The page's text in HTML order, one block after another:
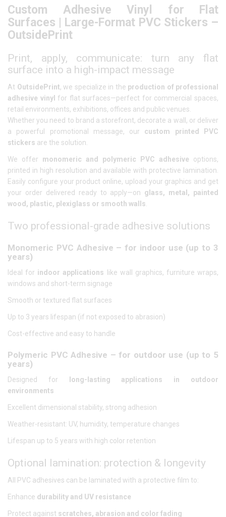
Custom Adhesive Vinyl for Flat
Surfaces | Large-Format PVC Stickers –
OutsidePrint
Print, apply, communicate: turn any flat
surface into a high-impact message
At OutsidePrint, we specialize in the production of professional
adhesive vinyl for flat surfaces—perfect for commercial spaces,
retail environments, exhibitions, offices and public venues.
Whether you need to brand a storefront, decorate a wall, or deliver
a powerful promotional message, our custom printed PVC
stickers are the solution.
We offer monomeric and polymeric PVC adhesive options,
printed in high resolution and available with protective lamination.
Easily configure your product online, upload your graphics and get
your order delivered ready to apply—on glass, metal, painted
wood, plastic, plexiglass or smooth walls
Two professional-grade adhesive solutions
Monomeric PVC Adhesive – for indoor use (up to 3
years)
Ideal for indoor applications like wall graphics, furniture wraps,
windows and short-term signage
Smooth or textured flat surfaces
Up to 3 years lifespan (if not exposed to abrasion)
Cost-effective and easy to handle
Polymeric PVC Adhesive – for outdoor use (up to 5
years)
Designed for
long-lasting applications in outdoor
environments
Excellent dimensional stability, strong adhesion
Weather-resistant: UV, humidity, temperature changes
Lifespan up to 5 years with high color retention
Optional lamination: protection & longevity
All PVC adhesives can be laminated with a protective film to:
Enhance durability and UV resistance
Protect against scratches, abrasion and color fading